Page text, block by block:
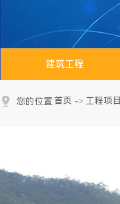
建筑工程
您的位置:首页 -> 工程项目